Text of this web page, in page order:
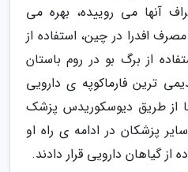
آنها می روییده، بهره می
افدرا در چین، استفاده از
از برگ بو در روم باستان
ترین فارماکوپه ی دارویی
از طریق دیوسکوریدس پزشک
پزشکان در ادامه ی راه او
از گیاهان دارویی قرار دادند.